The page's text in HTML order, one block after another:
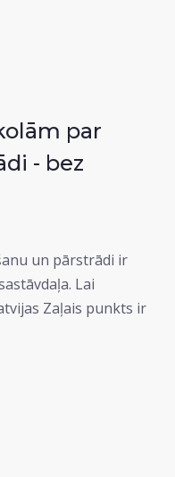
par
- bez
un pārstrādi ir
Lai
Zaļais punkts ir